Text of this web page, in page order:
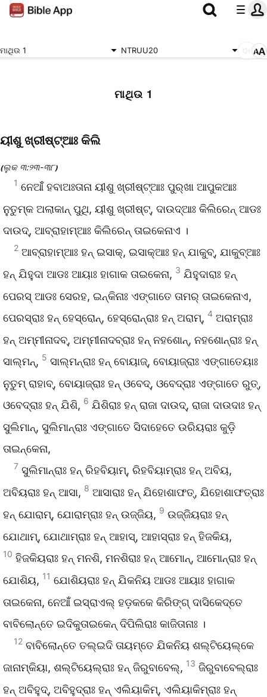
ମାଥିଉ 1 NTRUU20
ମାଥିଉ 1
ୟୀଶୁ ଖ୍ରୀଷ୍ଟ୍‌ଆଃ କିଲି
(ଲୁକ ୩:୨୩-୩୮)
1 ନେଆଁଁ ହବାଅଃତାନା ୟୀଶୁ ଖ୍ରୀଷ୍ଟ୍‌ଆଃ ପୁର୍‌ଖା ଆପୁକଆଃ
ନୁତୁମ୍‌କ ଅଲାକାନ୍‌ ପୁଥି, ୟୀଶୁ ଖ୍ରୀଷ୍ଟ୍‌, ଦାଉଦ୍‌ଆଃ କିଲିରେନ୍‌ ଆଡଃ
ଦାଉଦ୍‌, ଆବ୍ରାହାମ୍‌ଆଃ କିଲିରେନ୍‌ ତାଇକେନାଏ ।
2 ଆବ୍ରାହାମ୍‌ଆଃ ହନ୍‌ ଇସାକ୍‌, ଇସାକ୍‌ଆଃ ହନ୍‌ ଯାକୁବ୍‌, ଯାକୁବ୍‌ଆଃ
ହନ୍‌ ଯିହୁଦା ଆଡଃ ଆୟାଃ ହାଗାକ ତାଇକେନା, 3 ଯିହୁଦାରାଃ ହନ୍‌
ପେରସ୍‌ ଆଡଃ ସେରହ, ଇନ୍‌କିନାଃ ଏଙ୍ଗାତେ ତାମର୍‌ ତାଇକେନାଏ,
ପେରସ୍‌ରାଃ ହନ୍‌ ହେସ୍ରୋନ୍‌, ହେସ୍ରୋନ୍‌ରାଃ ହନ୍‌ ଅରାମ୍‌, 4 ଅରାମ୍‌ରାଃ
ହନ୍‌ ଅମ୍ମୀନାଦବ୍‌, ଅମ୍ମୀନାଦବ୍‌ରାଃ ହନ୍‌ ନହଶୋନ୍‌, ନହଶୋନ୍‌ରାଃ ହନ୍‌
ସାଲ୍‌ମନ୍‌, 5 ସାଲ୍‌ମନ୍‌ରାଃ ହନ୍‌ ବୋୟାଜ୍‌, ବୋୟାଜ୍‌ରାଃ ଏଙ୍ଗାତେୟାଃ
ନୁତୁମ୍‌ ରାହାବ୍‌, ବୋୟାଜ୍‌ରାଃ ହନ୍‌ ଓବେଦ୍‌, ଓବେଦ୍‌ରାଃ ଏଙ୍ଗାତେ ରୁତ୍‌,
ଓବେଦ୍‌ରାଃ ହନ୍‌ ଯିଶି, 6 ଯିଶିରାଃ ହନ୍‌ ରାଜା ଦାଉଦ୍‌, ରାଜା ଦାଉଦାଃ ହନ୍‌
ସୁଲିମାନ୍‌, ସୁଲିମାନ୍‌ରାଃ ଏଙ୍ଗାତେ ସିଦାହେତେ ଉରିୟରାଃ କୁଡ଼ି
ତାଇନ୍‌କେନା,
7 ସୁଲିମାନ୍‌ରାଃ ହନ୍‌ ରିହବିୟାମ୍‌, ରିହବିୟାମ୍‌ରାଃ ହନ୍‌ ଅବିୟ,
ଅବିୟରାଃ ହନ୍‌ ଆସା, 8 ଆସାରାଃ ହନ୍‌ ଯିହୋଶାଫତ୍‌, ଯିହୋଶାଫତ୍‌ରାଃ
ହନ୍‌ ଯୋରାମ୍‌, ଯୋରାମ୍‌ରାଃ ହନ୍‌ ଉଜ୍ଜିୟ, 9 ଉଜ୍ଜିୟରାଃ ହନ୍‌
ଯୋଥାମ୍‌, ଯୋଥାମ୍‌ରାଃ ହନ୍‌ ଆହାସ୍‌, ଆହାସ୍‌ରାଃ ହନ୍‌ ହିଜକିୟ,
10 ହିଜକିୟରାଃ ହନ୍‌ ମନଶି, ମନଶିରାଃ ହନ୍‌ ଆମୋନ୍‌, ଆମୋନ୍‌ରାଃ ହନ୍‌
ଯୋଶିୟ, 11 ଯୋଶିୟରାଃ ହନ୍‌ ଯିକନିୟ ଆଡଃ ଆୟାଃ ହାଗାକ
ତାଇକେନା, ନେଆଁଁ ଇସ୍ରାଏଲ୍‌ ହଡ଼କକେ କିରିଙ୍ଗ୍‌ ଦାସିକେଦ୍‌ତେ
ବାବିଲୋନ୍‌ତେ ଇଦିକୁତାଇକେନ୍‌ ଦିପିଲିରାଃ କାଜିତାନାଃ ।
12 ବାବିଲୋନ୍‌ତେ ତଲ୍‌ଇଦି ତାୟମ୍‌ତେ ଯିକନିୟ ଶଲ୍‌ଟିୟେଲ୍‌କେ
ଜାନାମ୍‌କିୟା, ଶଲ୍‌ଟିୟେଲ୍‌ରାଃ ହନ୍‌ ଜିରୁବାବେଲ୍‌, 13 ଜିରୁବାବେଲ୍‌ରାଃ
ହନ୍‌ ଅବିହୁଦ୍‌, ଅବିହୁଦ୍‌ରାଃ ହନ୍‌ ଏଲିୟାକିମ୍‌, ଏଲିୟାକିମ୍‌ରାଃ ହନ୍‌